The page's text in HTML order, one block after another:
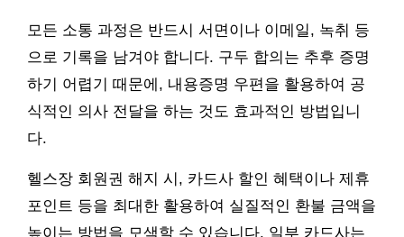
모든 소통 과정은 반드시 서면이나 이메일, 녹취 등
으로 기록을 남겨야 합니다. 구두 합의는 추후 증명
하기 어렵기 때문에, 내용증명 우편을 활용하여 공
식적인 의사 전달을 하는 것도 효과적인 방법입니
다.
헬스장 회원권 해지 시, 카드사 할인 혜택이나 제휴
포인트 등을 최대한 활용하여 실질적인 환불 금액을
높이는 방법을 모색할 수 있습니다. 일부 카드사는